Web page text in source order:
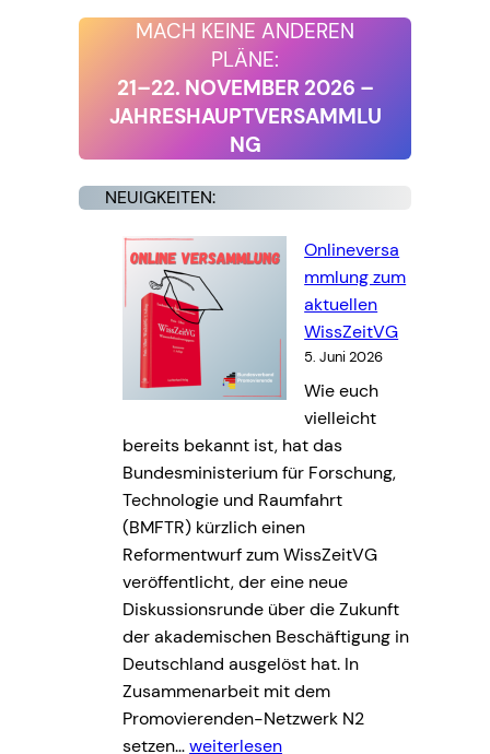
MACH KEINE ANDEREN
PLÄNE:
21–22. NOVEMBER 2026 –
JAHRESHAUPTVERSAMMLU
NG
NEUIGKEITEN:
Onlineversa
mmlung zum
aktuellen
WissZeitVG
5. Juni 2026
Wie euch
vielleicht
bereits bekannt ist, hat das
Bundesministerium für Forschung,
Technologie und Raumfahrt
(BMFTR) kürzlich einen
Reformentwurf zum WissZeitVG
veröffentlicht, der eine neue
Diskussionsrunde über die Zukunft
der akademischen Beschäftigung in
Deutschland ausgelöst hat. In
Zusammenarbeit mit dem
Promovierenden-Netzwerk N2
setzen…O
weiterlesen